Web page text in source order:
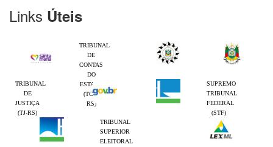
Links Úteis
TRIBUNAL
DE
CONTAS
DO
ESTADO
(TCE-
RS)
TRIBUNAL
DE
JUSTIÇA
(TJ-RS)
SUPREMO
TRIBUNAL
FEDERAL
(STF)
TRIBUNAL
SUPERIOR
ELEITORAL